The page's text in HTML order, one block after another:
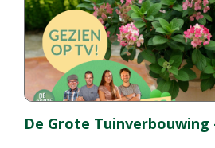
De Grote Tuinverbouwing